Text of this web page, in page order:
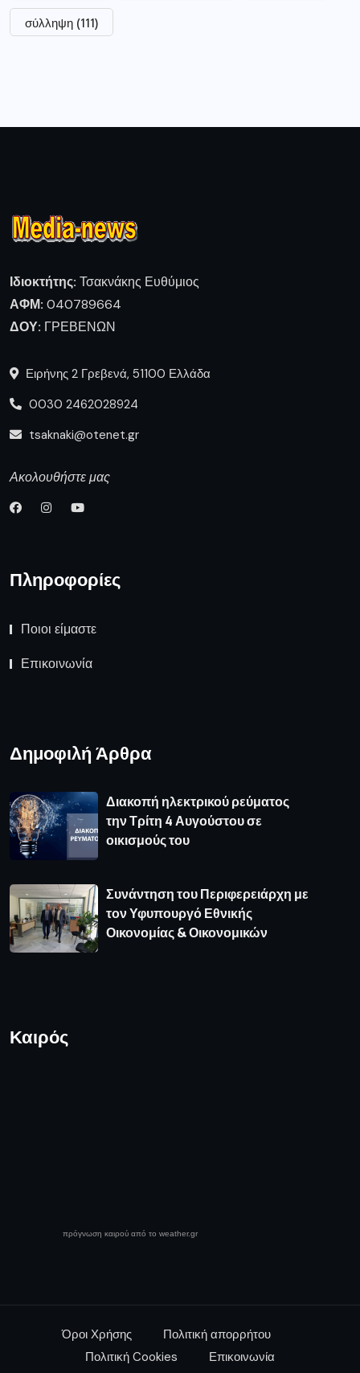
σύλληψη (111)
Ιδιοκτήτης: Τσακνάκης Ευθύμιος
ΑΦΜ: 040789664
ΔΟΥ: ΓΡΕΒΕΝΩΝ
Ειρήνης 2 Γρεβενά, 51100 Ελλάδα
0030 2462028924
tsaknaki@otenet.gr
Ακολουθήστε μας
Πληροφορίες
Ποιοι είμαστε
Επικοινωνία
Δημοφιλή Άρθρα
Διακοπή ηλεκτρικού ρεύματος
την Τρίτη 4 Αυγούστου σε
οικισμούς του
Συνάντηση του Περιφερειάρχη με
τον Υφυπουργό Εθνικής
Οικονομίας & Οικονομικών
Καιρός
πρόγνωση καιρού από το weather.gr
Όροι Χρήσης
Πολιτική απορρήτου
Πολιτική Cookies
Επικοινωνία